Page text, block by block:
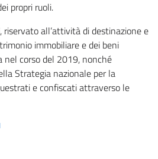
propri ruoli.
riservato all’attività di destinazione e
immobiliare e dei beni
corso del 2019, nonché
Strategia nazionale per la
e confiscati attraverso le